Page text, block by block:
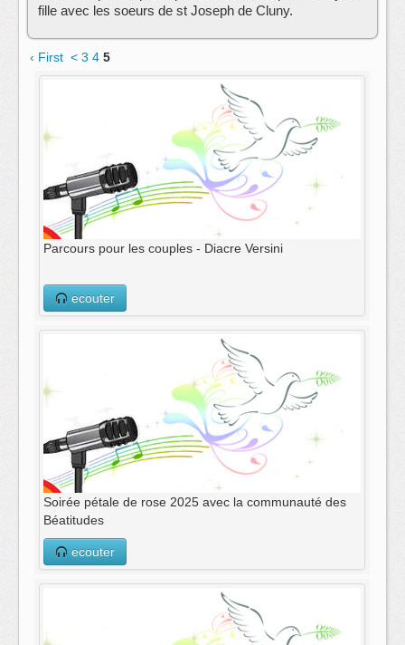
fille avec les soeurs de st Joseph de Cluny.
‹ First < 3 4 5
Parcours pour les couples - Diacre Versini
ecouter
Soirée pétale de rose 2025 avec la communauté des
Béatitudes
ecouter